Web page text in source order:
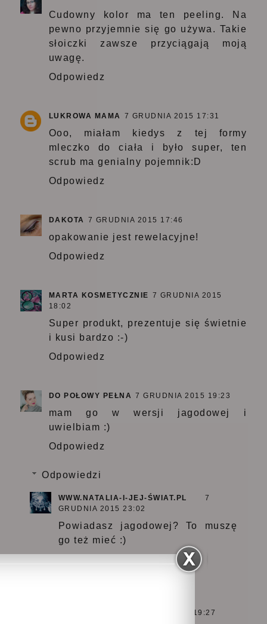
Cudowny kolor ma ten peeling. Na
pewno przyjemnie się go używa. Takie
słoiczki zawsze przyciągają moją
uwagę.
Odpowiedz
LUKROWA MAMA 7 GRUDNIA 2015 17:31
Ooo, miałam kiedys z tej formy
mleczko do ciała i było super, ten
scrub ma genialny pojemnik:D
Odpowiedz
DAKOTA 7 GRUDNIA 2015 17:46
opakowanie jest rewelacyjne!
Odpowiedz
MARTA KOSMETYCZNIE 7 GRUDNIA 2015
18:02
Super produkt, prezentuje się świetnie
i kusi bardzo :-)
Odpowiedz
DO POŁOWY PEŁNA 7 GRUDNIA 2015 19:23
mam go w wersji jagodowej i
uwielbiam :)
Odpowiedz
Odpowiedzi
WWW.NATALIA-I-JEJ-ŚWIAT.PL
7
GRUDNIA 2015 23:02
Powiadasz jagodowej? To muszę
go też mieć :)
7 GRUDNIA 2015 19:27